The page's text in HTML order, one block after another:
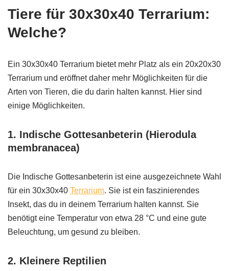
Tiere für 30x30x40 Terrarium:
Welche?
Ein 30x30x40 Terrarium bietet mehr Platz als ein 20x20x30
Terrarium und eröffnet daher mehr Möglichkeiten für die
Arten von Tieren, die du darin halten kannst. Hier sind
einige Möglichkeiten.
1. Indische Gottesanbeterin (Hierodula
membranacea)
Die Indische Gottesanbeterin ist eine ausgezeichnete Wahl
für ein 30x30x40 Terrarium. Sie ist ein faszinierendes
Insekt, das du in deinem Terrarium halten kannst. Sie
benötigt eine Temperatur von etwa 28 °C und eine gute
Beleuchtung, um gesund zu bleiben.
2. Kleinere Reptilien